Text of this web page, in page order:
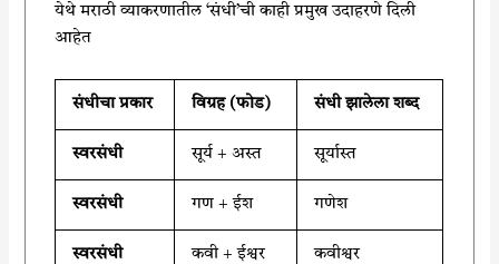
येथे मराठी व्याकरणातील ‘संधी’ची काही प्रमुख उदाहरणे दिली
आहेत
संधीचा प्रकार विग्रह (फोड) संधी झालेला शब्द
स्वरसंधी सूर्य + अस्त सूर्यास्त
स्वरसंधी गण + ईश गणेश
स्वरसंधी कवी + ईश्वर कवीश्वर